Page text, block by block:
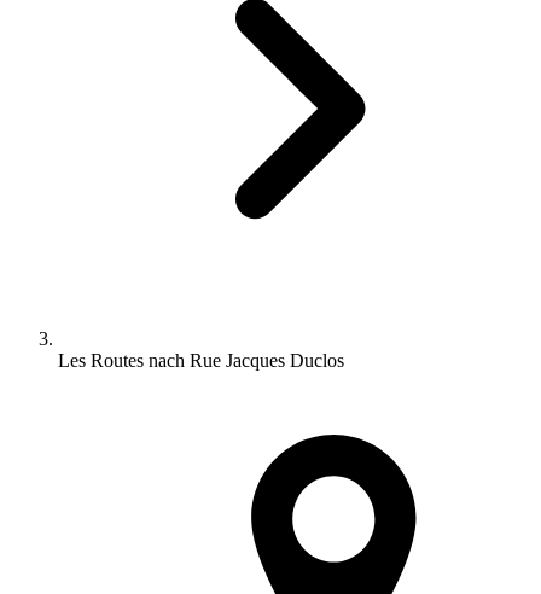
Les Routes nach Rue Jacques Duclos